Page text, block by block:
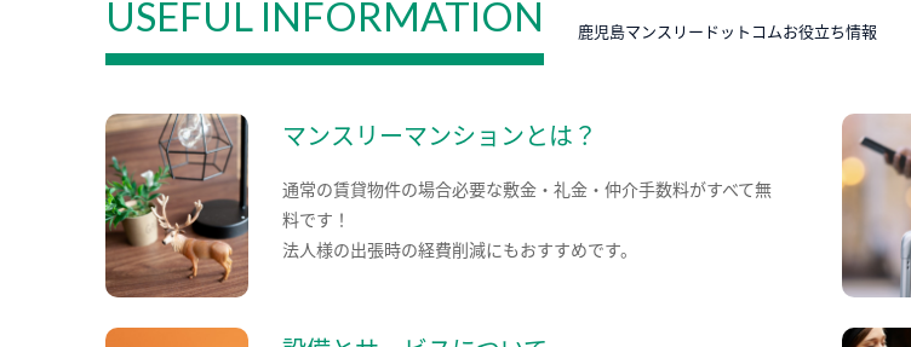
USEFUL INFORMATION 鹿児島マンスリードットコムお役立ち情報
マンスリーマンションとは？
通常の賃貸物件の場合必要な敷金・礼金・仲介手数料がすべて無
料です！
法人様の出張時の経費削減にもおすすめです。